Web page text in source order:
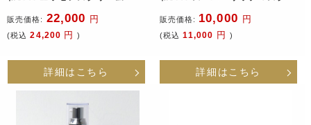
販売価格: 22,000 円
(税込 24,200 円)
詳細はこちら
販売価格: 10,000 円
(税込 11,000 円 )
詳細はこちら